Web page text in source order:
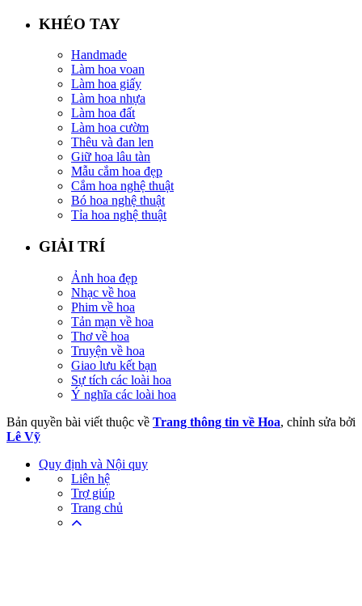
KHÉO TAY
Handmade
Làm hoa voan
Làm hoa giấy
Làm hoa nhựa
Làm hoa đất
Làm hoa cườm
Thêu và đan len
Giữ hoa lâu tàn
Mẫu cắm hoa đẹp
Cắm hoa nghệ thuật
Bó hoa nghệ thuật
Tỉa hoa nghệ thuật
GIẢI TRÍ
Ảnh hoa đẹp
Nhạc về hoa
Phim về hoa
Tản mạn về hoa
Thơ về hoa
Truyện về hoa
Giao lưu kết bạn
Sự tích các loài hoa
Ý nghĩa các loài hoa
Bản quyền bài viết thuộc về Trang thông tin về Hoa, chỉnh sửa bởi
Lê Vỹ
Quy định và Nội quy
Liên hệ
Trợ giúp
Trang chủ